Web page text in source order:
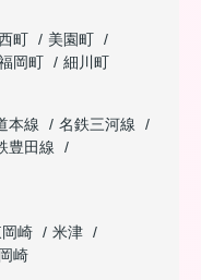
町
美園町
岡町
細川町
本線
名鉄三河線
豊田線
崎
米津
崎